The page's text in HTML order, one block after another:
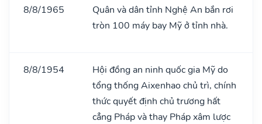
8/8/1965
Quân và dân tỉnh Nghệ An bắn rơi
tròn 100 máy bay Mỹ ở tỉnh nhà.
8/8/1954
Hội đồng an ninh quốc gia Mỹ do
tổng thống Aixenhao chủ trì, chính
thức quyết định chủ trương hất
cẳng Pháp và thay Pháp xâm lược